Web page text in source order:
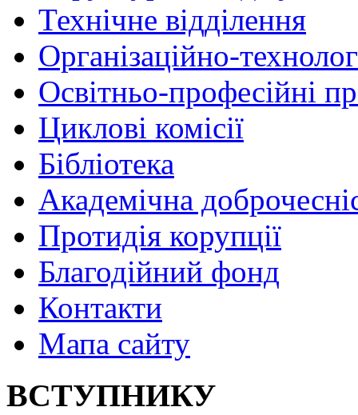
Технічне відділення
Організаційно-
Освітньо-професійні
Циклові комісії
Бібліотека
Академічна
Протидія корупції
Благодійний фонд
Контакти
Мапа сайту
ВСТУПНИКУ